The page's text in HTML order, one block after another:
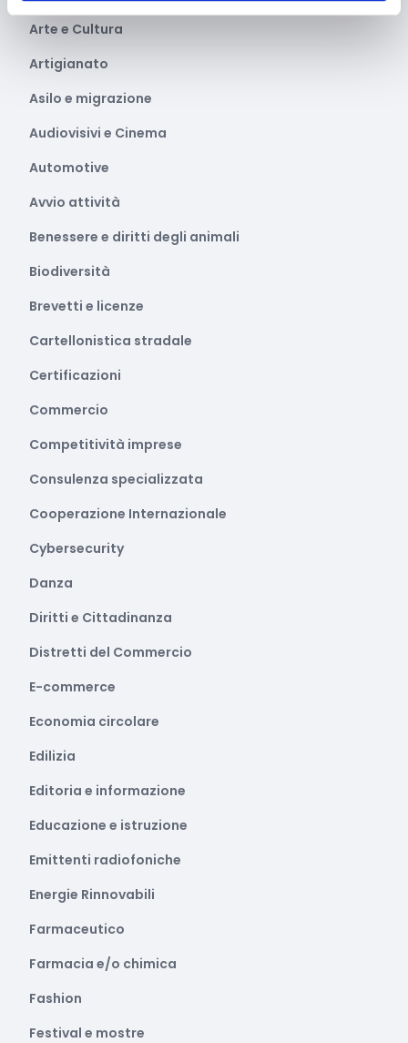
Arte e Cultura
Artigianato
Asilo e migrazione
Audiovisivi e Cinema
Automotive
Avvio attività
Benessere e diritti degli animali
Biodiversità
Brevetti e licenze
Cartellonistica stradale
Certificazioni
Commercio
Competitività imprese
Consulenza specializzata
Cooperazione Internazionale
Cybersecurity
Danza
Diritti e Cittadinanza
Distretti del Commercio
E-commerce
Economia circolare
Edilizia
Editoria e informazione
Educazione e istruzione
Emittenti radiofoniche
Energie Rinnovabili
Farmaceutico
Farmacia e/o chimica
Fashion
Festival e mostre